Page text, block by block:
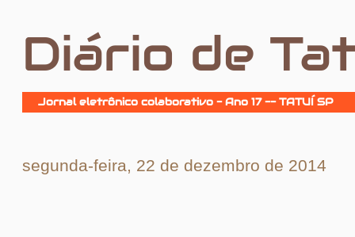
Diário de
Jornal eletrônico colaborativo - Ano 17 -- TATUÍ SP
segunda-feira, 22 de dezembro de 2014